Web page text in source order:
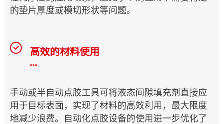
的垫片厚度或模切形状等问题。
高效的材料使用
...
手动或半自动点胶工具可将液态间隙填充剂直接应
用于目标表面，实现了材料的高效利用，最大限度
地减少浪费。自动化点胶设备的使用进一步优化了